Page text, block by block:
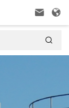
 
